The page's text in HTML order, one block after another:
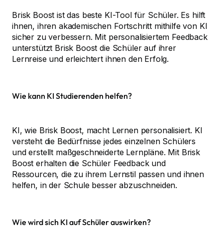
Brisk Boost ist das beste KI-Tool für Schüler. Es hilft
ihnen, ihren akademischen Fortschritt mithilfe von KI
sicher zu verbessern. Mit personalisiertem Feedback
unterstützt Brisk Boost die Schüler auf ihrer
Lernreise und erleichtert ihnen den Erfolg.
Wie kann KI Studierenden helfen?
KI, wie Brisk Boost, macht Lernen personalisiert. KI
versteht die Bedürfnisse jedes einzelnen Schülers
und erstellt maßgeschneiderte Lernpläne. Mit Brisk
Boost erhalten die Schüler Feedback und
Ressourcen, die zu ihrem Lernstil passen und ihnen
helfen, in der Schule besser abzuschneiden.
Wie wird sich KI auf Schüler auswirken?